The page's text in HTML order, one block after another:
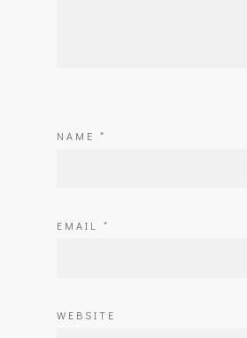
NAME *
EMAIL *
WEBSITE